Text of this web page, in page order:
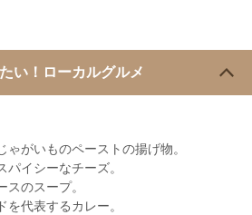
い！ローカルグルメ
ゃがいものペーストの揚げ物。
パイシーなチーズ。
スのスープ。
を代表するカレー。